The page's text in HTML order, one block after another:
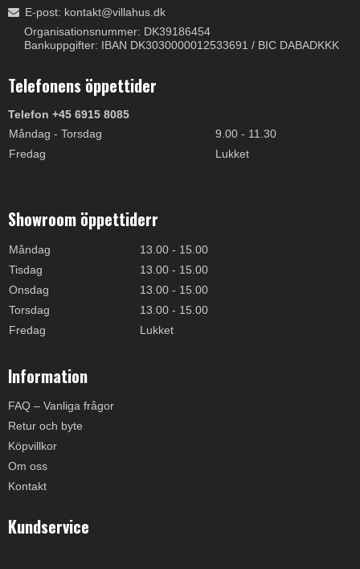
E-post: kontakt@villahus.dk
Organisationsnummer: DK39186454
Bankuppgifter: IBAN DK3030000012533691 / BIC DABADKKK
Telefonens öppettider
Telefon +45 6915 8085
Måndag - Torsdag
9.00 - 11.30
Fredag
Lukket
Showroom öppettiderr
Måndag
13.00 - 15.00
Tisdag
13.00 - 15.00
Onsdag
13.00 - 15.00
Torsdag
13.00 - 15.00
Fredag
Lukket
Information
FAQ – Vanliga frågor
Retur och byte
Köpvillkor
Om oss
Kontakt
Kundservice